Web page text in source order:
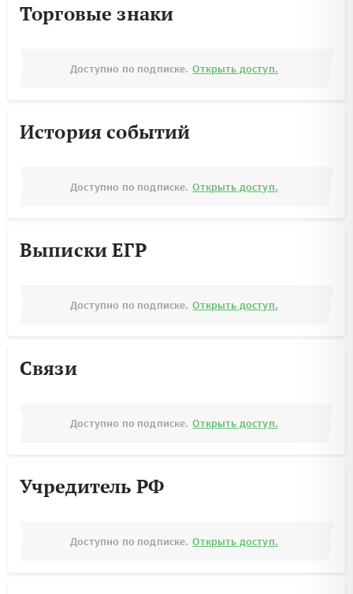
Торговые знаки
Доступно по подписке. Открыть доступ.
История событий
Доступно по подписке. Открыть доступ.
Выписки ЕГР
Доступно по подписке. Открыть доступ.
Связи
Доступно по подписке. Открыть доступ.
Учредитель РФ
Доступно по подписке. Открыть доступ.